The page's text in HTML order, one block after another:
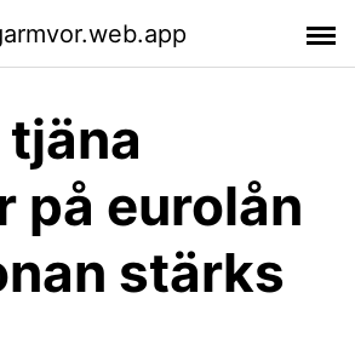
på eurolån
stärks